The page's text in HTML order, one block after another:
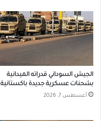
الجيش السوداني قدراته الميدانية
بشحنات عسكرية جديدة باكستانية
أغسطس 7, 2026